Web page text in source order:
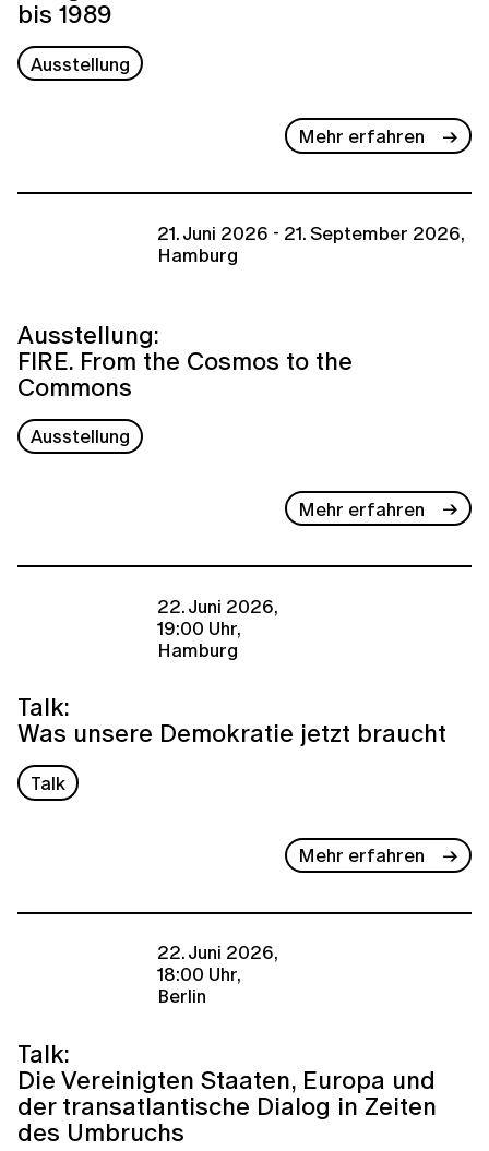
bis 1989
Ausstellung
Mehr erfahren
21. Juni 2026 - 21. September 2026,
Hamburg
Ausstellung:
FIRE. From the Cosmos to the
Commons
Ausstellung
Mehr erfahren
22. Juni 2026,
19:00 Uhr,
Hamburg
Talk:
Was unsere Demokratie jetzt braucht
Talk
Mehr erfahren
22. Juni 2026,
18:00 Uhr,
Berlin
Talk:
Die Vereinigten Staaten, Europa und
der transatlantische Dialog in Zeiten
des Umbruchs